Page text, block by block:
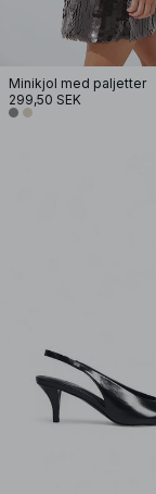
Minikjol med paljetter
299,50 SEK